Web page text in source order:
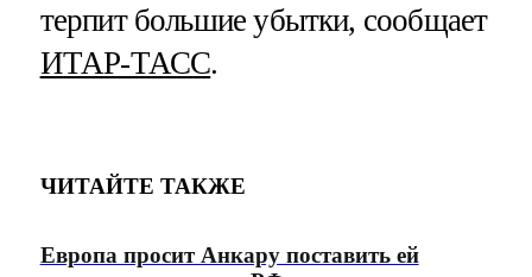
терпит большие убытки, сообщает
ИТАР-ТАСС.
ЧИТАЙТЕ ТАКЖЕ
Европа просит Анкару поставить ей